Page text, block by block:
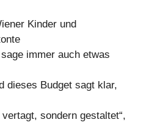
Kinder und
immer auch etwas
dieses Budget sagt klar,
sondern gestaltet“,